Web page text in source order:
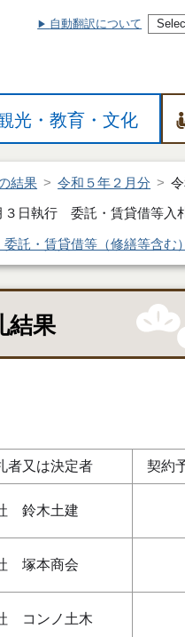
自動翻訳について
光・教育・文化
結果 令和５年２月分
３日執行 委託・賃貸借等入
託・賃貸借等（修繕等含む）
結果
者又は決定者 契約
鈴木土建
塚本商会
コンノ土木